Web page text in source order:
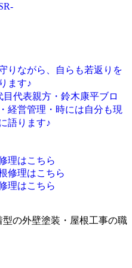
りながら、自らも若返りを
ます♪
目代表親方・鈴木康平ブロ
経営管理・時には自分も現
語ります♪
理はこちら
修理はこちら
理はこちら
の外壁塗装・屋根工事の職